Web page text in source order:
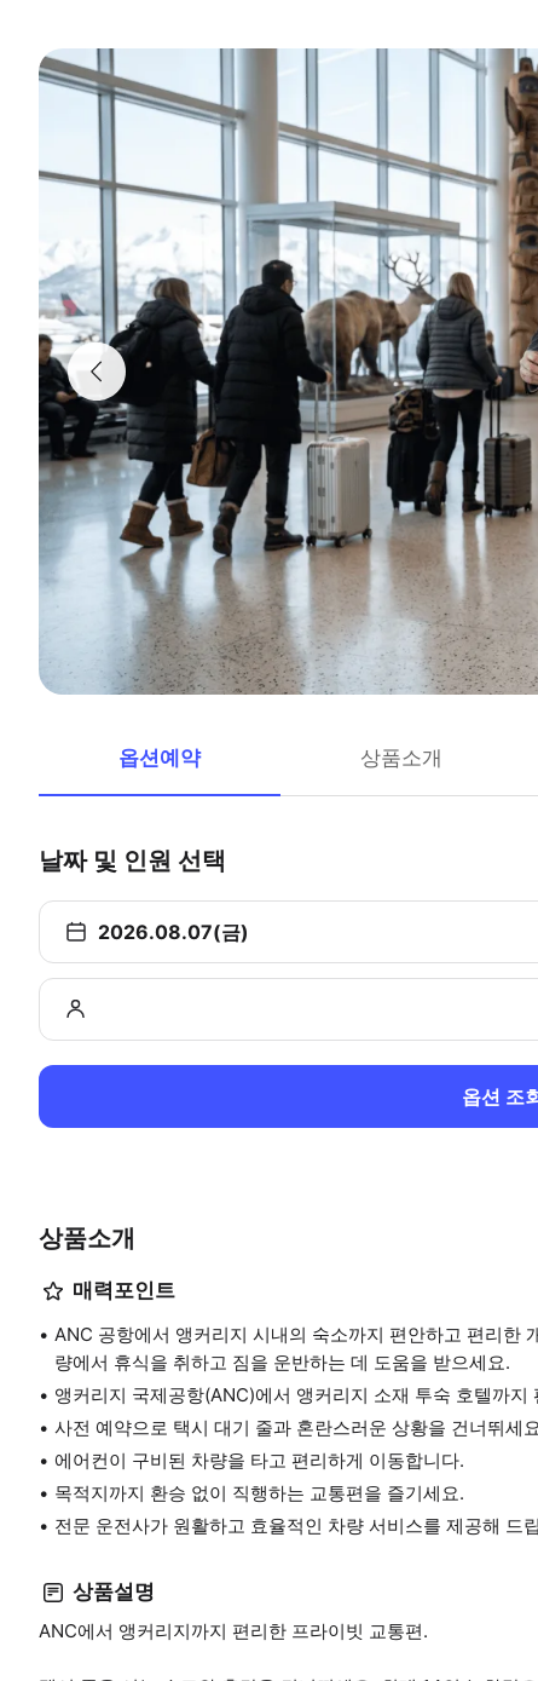
옵션예약 상품소개
날짜 및 인원 선택
2026.08.07(금)
옵션 조
상품소개
매력포인트
ANC 공항에서 앵커리지 시내의 숙소까지 편안하고 편리한
량에서 휴식을 취하고 짐을 운반하는 데 도움을 받으세요.
앵커리지 국제공항(ANC)에서 앵커리지 소재 투숙 호텔까
사전 예약으로 택시 대기 줄과 혼란스러운 상황을 건너뛰세
에어컨이 구비된 차량을 타고 편리하게 이동합니다.
목적지까지 환승 없이 직행하는 교통편을 즐기세요.
전문 운전사가 원활하고 효율적인 차량 서비스를 제공해 드
상품설명
ANC에서 앵커리지까지 편리한 프라이빗 교통편.